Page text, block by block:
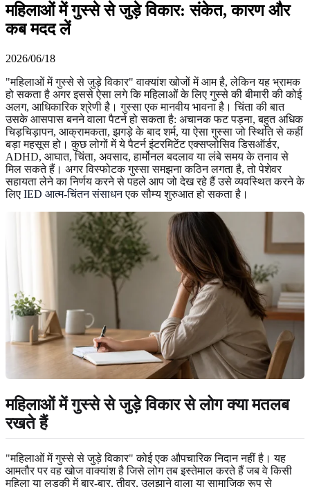
महिलाओं में गुस्से से जुड़े विकार: संकेत, कारण और
कब मदद लें
2026/06/18
"महिलाओं में गुस्से से जुड़े विकार" वाक्यांश खोजों में आम है, लेकिन यह भ्रामक
हो सकता है अगर इससे ऐसा लगे कि महिलाओं के लिए गुस्से की बीमारी की कोई
अलग, आधिकारिक श्रेणी है। गुस्सा एक मानवीय भावना है। चिंता की बात
उसके आसपास बनने वाला पैटर्न हो सकता है: अचानक फट पड़ना, बहुत अधिक
चिड़चिड़ापन, आक्रामकता, झगड़े के बाद शर्म, या ऐसा गुस्सा जो स्थिति से कहीं
बड़ा महसूस हो। कुछ लोगों में ये पैटर्न इंटरमिटेंट एक्सप्लोसिव डिसऑर्डर,
ADHD, आघात, चिंता, अवसाद, हार्मोनल बदलाव या लंबे समय के तनाव से
मिल सकते हैं। अगर विस्फोटक गुस्सा समझना कठिन लगता है, तो पेशेवर
सहायता लेने का निर्णय करने से पहले आप जो देख रहे हैं उसे व्यवस्थित करने के
लिए IED आत्म-चिंतन संसाधनएक सौम्य शुरुआत हो सकता है।
महिलाओं में गुस्से से जुड़े विकार से लोग क्या मतलब
रखते हैं
"महिलाओं में गुस्से से जुड़े विकार" कोई एक औपचारिक निदान नहीं है। यह
आमतौर पर वह खोज वाक्यांश है जिसे लोग तब इस्तेमाल करते हैं जब वे किसी
महिला या लड़की में बार-बार, तीव्र, उलझाने वाला या सामाजिक रूप से